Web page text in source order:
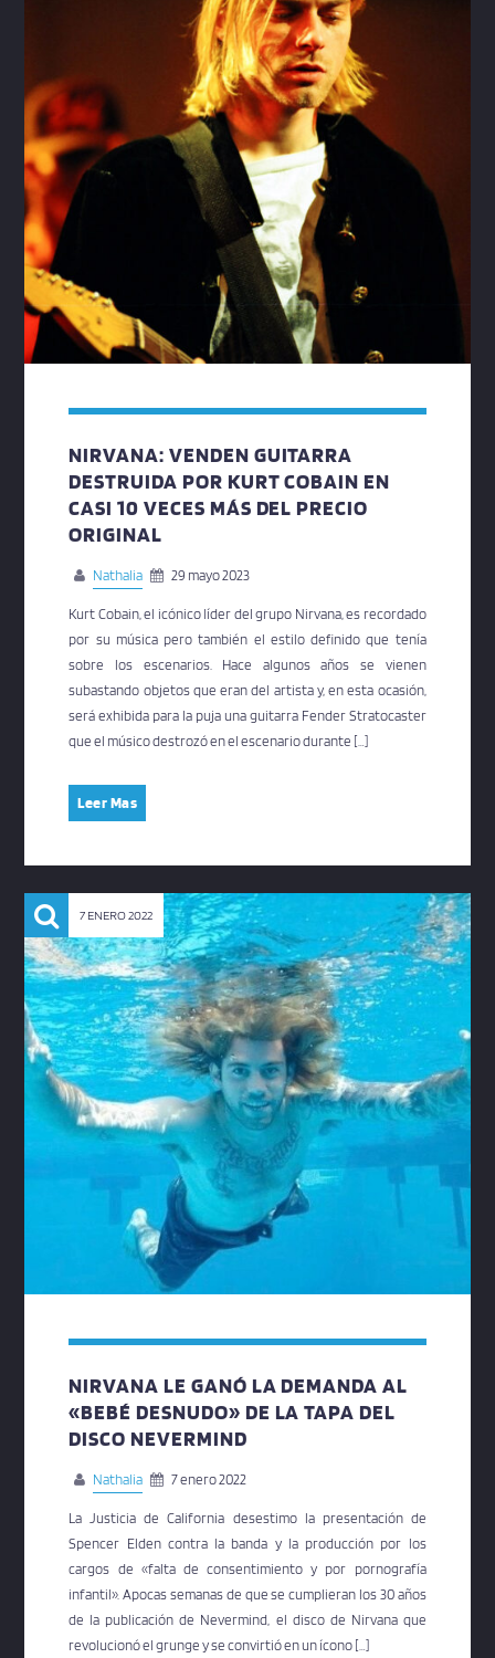
NIRVANA: VENDEN GUITARRA
DESTRUIDA POR KURT COBAIN EN
CASI 10 VECES MÁS DEL PRECIO
ORIGINAL
Nathalia 29 mayo 2023
Kurt Cobain, el icónico líder del grupo Nirvana, es recordado
por su música pero también el estilo definido que tenía
sobre los escenarios. Hace algunos años se vienen
subastando objetos que eran del artista y, en esta ocasión,
será exhibida para la puja una guitarra Fender Stratocaster
que el músico destrozó en el escenario durante […]
Leer Mas
7 ENERO 2022
NIRVANA LE GANÓ LA DEMANDA AL
«BEBÉ DESNUDO» DE LA TAPA DEL
DISCO NEVERMIND
Nathalia 7 enero 2022
La Justicia de California desestimo la presentación de
Spencer Elden contra la banda y la producción por los
cargos de «falta de consentimiento y por pornografía
infantil». Apocas semanas de que se cumplieran los 30 años
de la publicación de Nevermind, el disco de Nirvana que
revolucionó el grunge y se convirtió en un ícono […]